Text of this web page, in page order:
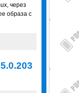
через
образа с